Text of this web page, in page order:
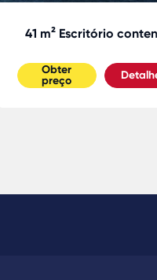
41 m² Escritório
Obter
preço